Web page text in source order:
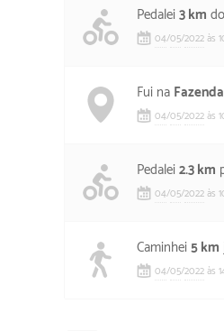
Pedalei3 km
04/05/2022 às
Fui na
04/05/2022às
Pedalei2.3 km
04/05/2022 às
Caminhei5 km
04/05/2022às